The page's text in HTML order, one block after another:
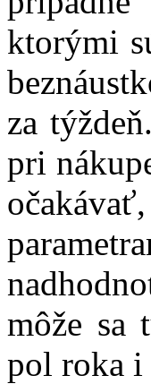
ktorými
za
pri
môže sa
pol roka i